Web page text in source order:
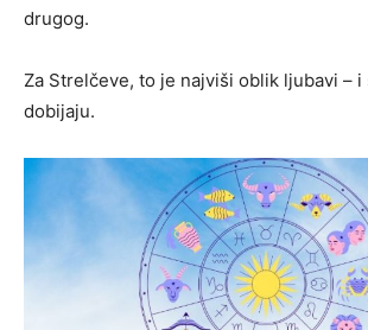
drugog.
Za Strelčeve, to je najviši oblik ljubavi – i
dobijaju.